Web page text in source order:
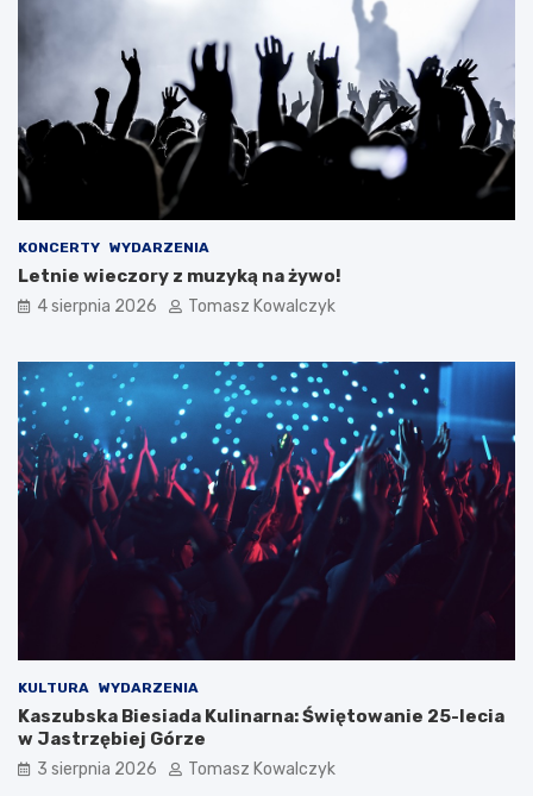
KONCERTY WYDARZENIA
Letnie wieczory z muzyką na żywo!
4 sierpnia 2026 Tomasz Kowalczyk
KULTURA WYDARZENIA
Kaszubska Biesiada Kulinarna: Świętowanie 25-lecia
w Jastrzębiej Górze
3 sierpnia 2026 Tomasz Kowalczyk